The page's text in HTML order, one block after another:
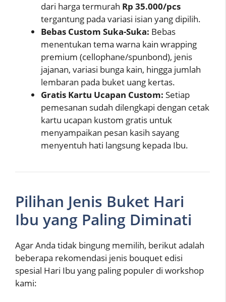
dari harga termurah Rp 35.000/pcs
tergantung pada variasi isian yang dipilih.
Bebas Custom Suka-Suka: Bebas
menentukan tema warna kain wrapping
premium (cellophane/spunbond), jenis
jajanan, variasi bunga kain, hingga jumlah
lembaran pada buket uang kertas.
Gratis Kartu Ucapan Custom: Setiap
pemesanan sudah dilengkapi dengan cetak
kartu ucapan kustom gratis untuk
menyampaikan pesan kasih sayang
menyentuh hati langsung kepada Ibu.
Pilihan Jenis Buket Hari
Ibu yang Paling Diminati
Agar Anda tidak bingung memilih, berikut adalah
beberapa rekomendasi jenis bouquet edisi
spesial Hari Ibu yang paling populer di workshop
kami: